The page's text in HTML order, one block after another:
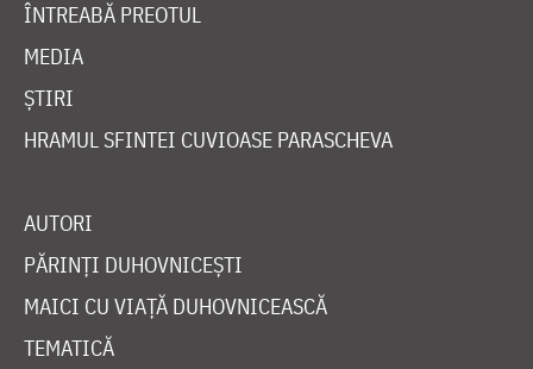
ÎNTREABĂ PREOTUL
MEDIA
ȘTIRI
HRAMUL SFINTEI CUVIOASE PARASCHEVA
AUTORI
PĂRINȚI DUHOVNICEȘTI
MAICI CU VIAȚĂ DUHOVNICEASCĂ
TEMATICĂ